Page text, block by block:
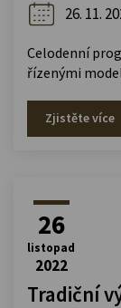
26. 11.
Celodenní
řízenými
Zjistěte více
26
listopad
2022
Tradiční